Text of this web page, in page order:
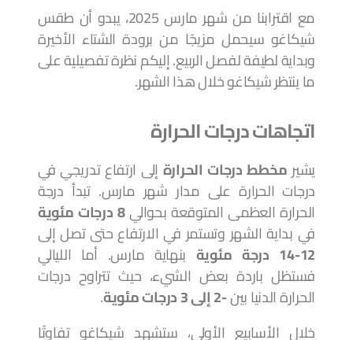
مع اقترابنا من شهر مارس 2025، يبدو أن طقس
شيكاغو سيحمل مزيجًا من برودة الشتاء الأخيرة
وبداية لطيفة لفصل الربيع. إليكم نظرة تفصيلية على
ما ينتظر شيكاغو خلال هذا الشهر.
اتجاهات درجات الحرارة
يشيرمخطط درجات الحرارةإلى ارتفاع تدريجي في
درجات الحرارة على مدار شهر مارس. تبدأ درجة
الحرارة العظمى المتوقعة بحوالي8 درجات مئوية
في بداية الشهر وتستمر في الارتفاع حتى تصل إلى
12-14 درجة مئوية
بنهاية مارس. أما الليالي
فستظل باردة بعض الشيء، حيث تتراوح درجات
الحرارة الدنيا بين-2 إلى 3 درجات مئوية
.
خلال الأسابيع الأولى، ستشهد شيكاغو تفاوتًا